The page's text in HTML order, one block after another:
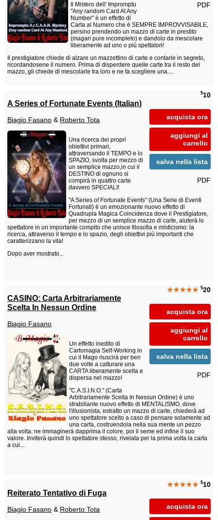
PDF
Il Mistero dell' Impromptu
"Any random Card At Any
Number" è un effetto di
Carta al Numero che è SEMPRE IMPROVVISABILE,
persino prendendo un mazzo di carte in prestito
(magari pure incompleto) e dandolo da mescolare
liberamente ad uno o più spettatori!
Il prestigiatore chiede di alzare un mazzettino di carte e contarle in segreto,
ricordandosene il numero. Prima di disperdere quelle carte tra il resto del
mazzo, gli chiede di mescolarle tra loro e ne fa scegliere una....
$10
acquista ora
aggiungi al
carrello
salva nella lista
PDF
A Series of Fortunate Events (Italian)
Biagio Fasano & Roberto Tota
Una ricerca dei propri
obiettivi primari,
attraversando il TEMPO e lo
SPAZIO, svolta per mezzo di
un semplice mazzo,in cui il
DESTINO di ognuno si
compirà in quattro carte
davvero SPECIALI!
"A Series of Fortunate Events" (Una Serie di Eventi
Fortunati) è un emozionante nuovo effetto di
Quadrupla Magica Coincidenza dove il Prestigiatore,
per mezzo di un semplice mazzo di carte, aiuterà lo
spettatore in un importante compito che unisce filosofia e misticismo: la
ricerca, attraverso il tempo e lo spazio, degli obiettivi più importanti che
caratterizzano la vita!
Dopo aver mostrato...
★★★★★ $20
acquista ora
aggiungi al
carrello
salva nella lista
PDF
CASINO: Carta Arbitrariamente
Scelta In Nessun Ordine
Biagio Fasano
Un effetto inedito di
Cartomagia Self-Working in
cui il Mago riuscirà per ben
due volte a catturare una
CARTA liberamente scelta e
dispersa nel mazzo!
"C.A.S.I.N.O." (Carta
Arbitrariamente Scelta In Nessun Ordine) è uno
strabiliante nuovo effetto di MENTALISMO, dove
l'illusionista, estratto un mazzo di carte, chiederà ad
uno spettatore scelto a caso di pensare solamente ad
una carta, costruendola nella sua mente un pezzo
alla volta: ne immaginerà dapprima il colore, poi il seme ed infine il suo
valore. Inviterà quindi lo spettatore stesso, rivelata per la prima volta la carta
a cui...
★★★★★ $10
acquista ora
Reiterato Tentativo di Fuga
Biagio Fasano & Roberto Tota